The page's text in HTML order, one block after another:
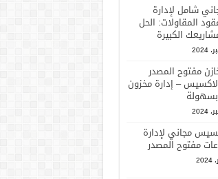
شامل لإدارة
المقاولات: الحل
الكبيرة
مفتوح المصدر
– إدارة مخزون
مجاني لإدارة
مفتوح المصدر